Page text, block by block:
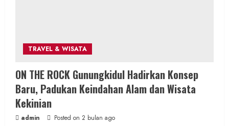
Berita KUA Semugih, DIY
Keutamaan Sholawat dan Kunci Hidup
Tenang Jadi Materi Utama Pengajian
Aparat Margosari
TRAVEL & WISATA
ON THE ROCK Gunungkidul Hadirkan Konsep
Baru, Padukan Keindahan Alam dan Wisata
Kekinian
admin Posted on 2 bulan ago